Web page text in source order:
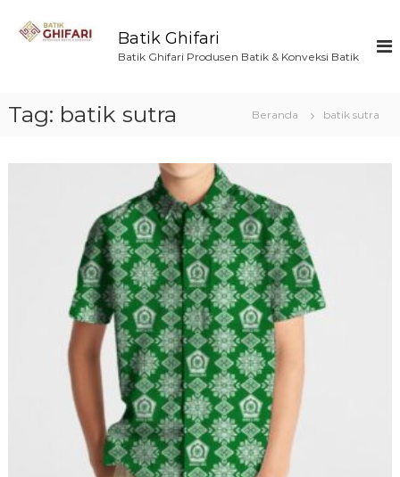
Batik Ghifari
Batik Ghifari Produsen Batik & Konveksi Batik
Tag: batik sutra Beranda batik sutra